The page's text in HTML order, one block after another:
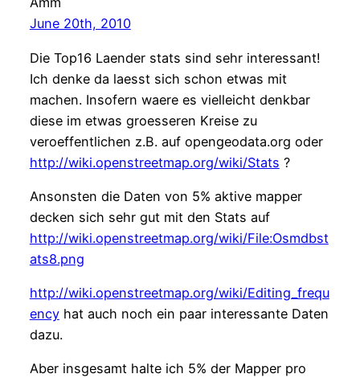
June 20th, 2010
Die Top16 Laender stats sind sehr interessant!
Ich denke da laesst sich schon etwas mit
machen. Insofern waere es vielleicht denkbar
diese im etwas groesseren Kreise zu
veroeffentlichen z.B. auf opengeodata.org oder
http://wiki.openstreetmap.org/wiki/Stats ?
Ansonsten die Daten von 5% aktive mapper
decken sich sehr gut mit den Stats auf
http://wiki.openstreetmap.org/wiki/File:Osmdbst
ats8.png
http://wiki.openstreetmap.org/wiki/Editing_frequ
encyhat auch noch ein paar interessante Daten
dazu.
Aber insgesamt halte ich 5% der Mapper pro